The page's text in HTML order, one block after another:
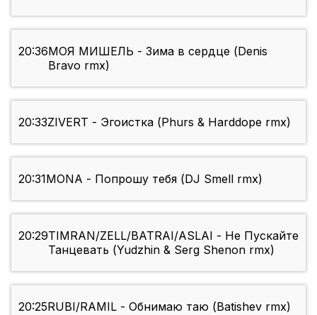
20:36МОЯ МИШЕЛЬ - Зима в сердце (Denis
Bravo rmx)
20:33ZIVERT - Эгоистка (Phurs & Harddope rmx)
20:31MONA - Попрошу тебя (DJ Smell rmx)
20:29TIMRAN/ZELL/BATRAI/ASLAI - Не Пускайте
Танцевать (Yudzhin & Serg Shenon rmx)
20:25RUBI/RAMIL - Обнимаю таю (Batishev rmx)